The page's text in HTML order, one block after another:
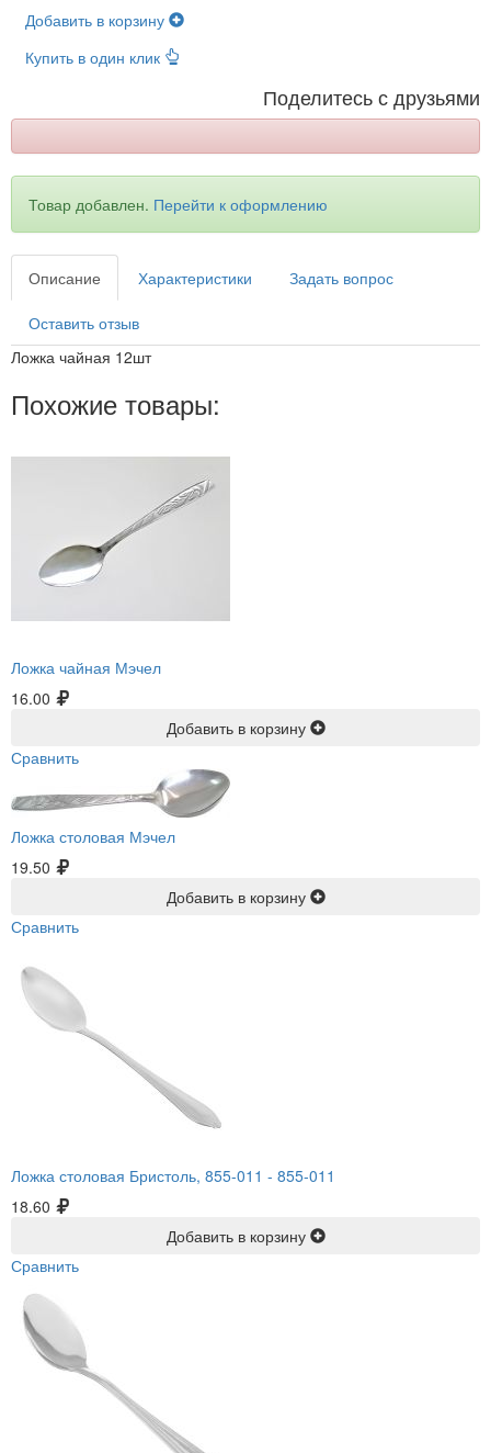
Добавить в корзину
Купить в один клик
Поделитесь с друзьями
Товар добавлен. Перейти к оформлению
Описание Характеристики Задать вопрос
Оставить отзыв
Ложка чайная 12шт
Похожие товары:
Ложка чайная Мэчел
16.00
Добавить в корзину
Сравнить
Ложка столовая Мэчел
19.50
Добавить в корзину
Сравнить
Ложка столовая Бристоль, 855-011 - 855-011
18.60
Добавить в корзину
Сравнить